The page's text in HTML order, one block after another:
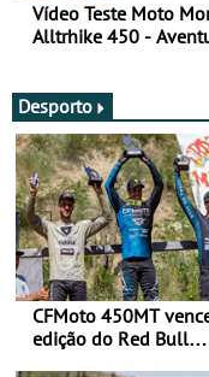
Vídeo Teste Moto
Alltrhike 450 -
Desporto
CFMoto 450MT
edição do Red Bull